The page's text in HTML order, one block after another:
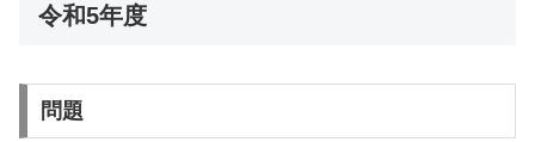
令和5年度
問題